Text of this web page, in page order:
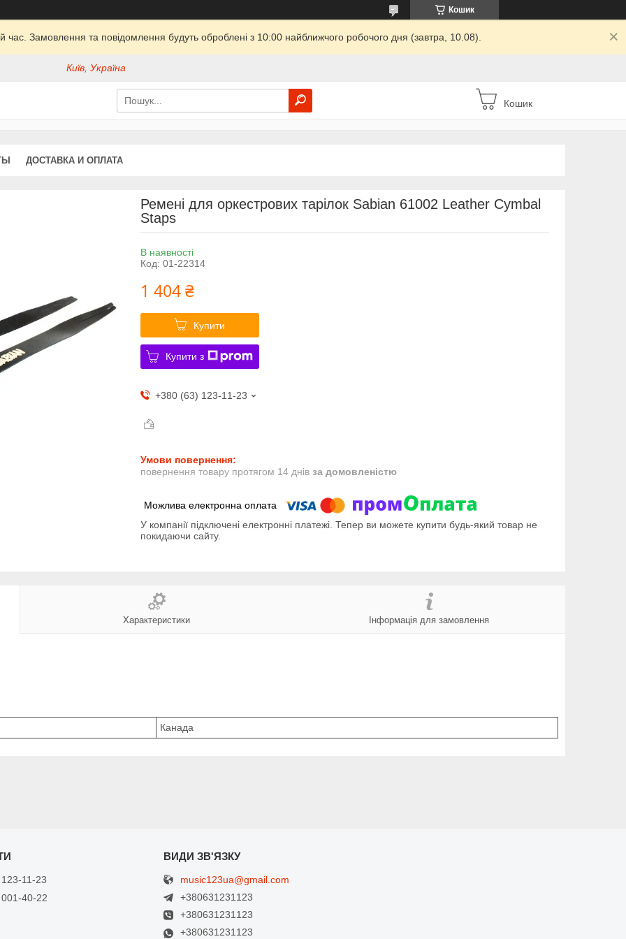
Кошик
час. Замовлення та повідомлення будуть оброблені з 10:00 найближчого робочого дня (завтра, 10.08).
Київ, Україна
Кошик
ДОСТАВКА И ОПЛАТА
Ремені для оркестрових тарілок Sabian 61002 Leather Cymbal
Staps
В наявності
Код: 01-22314
1 404 ₴
Купити
Купити з
+380 (63) 123-11-23
повернення товару протягом 14 днів за домовленістю
У компанії підключені електронні платежі. Тепер ви можете купити будь-який товар не
покидаючи сайту.
Характеристики Інформація для замовлення
Канада
11-23
40-22
music123ua@gmail.com
+380631231123
+380631231123
+380631231123